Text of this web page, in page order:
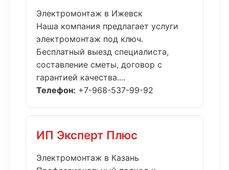
Электромонтаж в Ижевск
Наша компания предлагает услуги
электромонтаж под ключ.
Бесплатный выезд специалиста,
составление сметы, договор с
гарантией качества....
Телефон: +7-968-537-99-92
ИП Эксперт Плюс
Электромонтаж в Казань